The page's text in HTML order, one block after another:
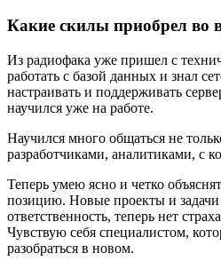
Какие скилы приобрел во
Из радиофака уже пришел с
работать с базой данных и знал
настраивать и поддерживать
научился уже на работе.
Научился много общаться не
разработчиками, аналитиками, с
Теперь умею ясно и четко
позицию. Новые проекты и задачи
ответственность, теперь нет
Чувствую себя специалистом,
разобраться в новом.